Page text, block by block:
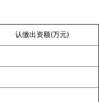
认缴出资额(万元)